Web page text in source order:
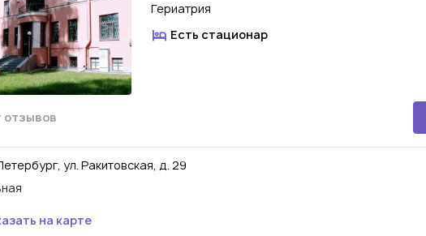
Гериатрия
Есть стационар
отзывов
ул. Ракитовская, д. 29
на карте